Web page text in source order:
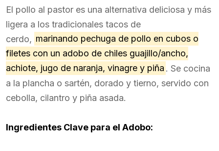
El pollo al pastor es una alternativa deliciosa y más
ligera a los tradicionales tacos de
cerdo, marinando pechuga de pollo en cubos o
filetes con un adobo de chiles guajillo/ancho,
achiote, jugo de naranja, vinagre y piña . Se cocina
a la plancha o sartén, dorado y tierno, servido con
cebolla, cilantro y piña asada.
Ingredientes Clave para el Adobo: